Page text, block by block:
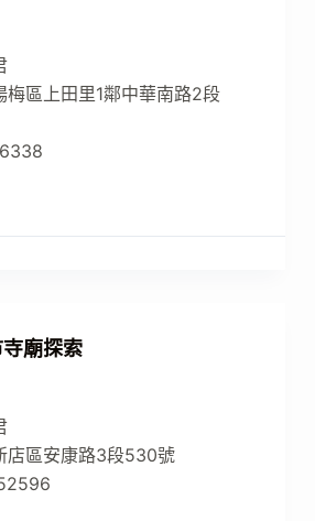
梅區上田里1鄰中華南路2段
廟探索
店區安康路3段530號